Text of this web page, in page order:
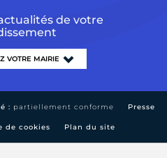
de votre
: partiellement conforme Presse
de cookies Plan du site